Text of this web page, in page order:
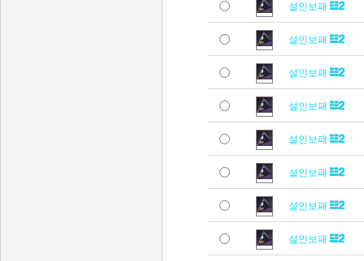
설인보패
설인보패
설인보패
설인보패
설인보패
설인보패
설인보패
설인보패